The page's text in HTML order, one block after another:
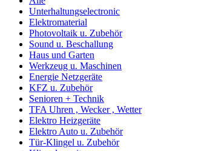
Unterhaltungselectronic
Elektromaterial
Photovoltaik u. Zubehör
Sound u. Beschallung
Haus und Garten
Werkzeug u. Maschinen
Energie Netzgeräte
KFZ u. Zubehör
Senioren + Technik
TFA Uhren , Wecker , Wetter
Elektro Heizgeräte
Elektro Auto u. Zubehör
Tür-Klingel u. Zubehör